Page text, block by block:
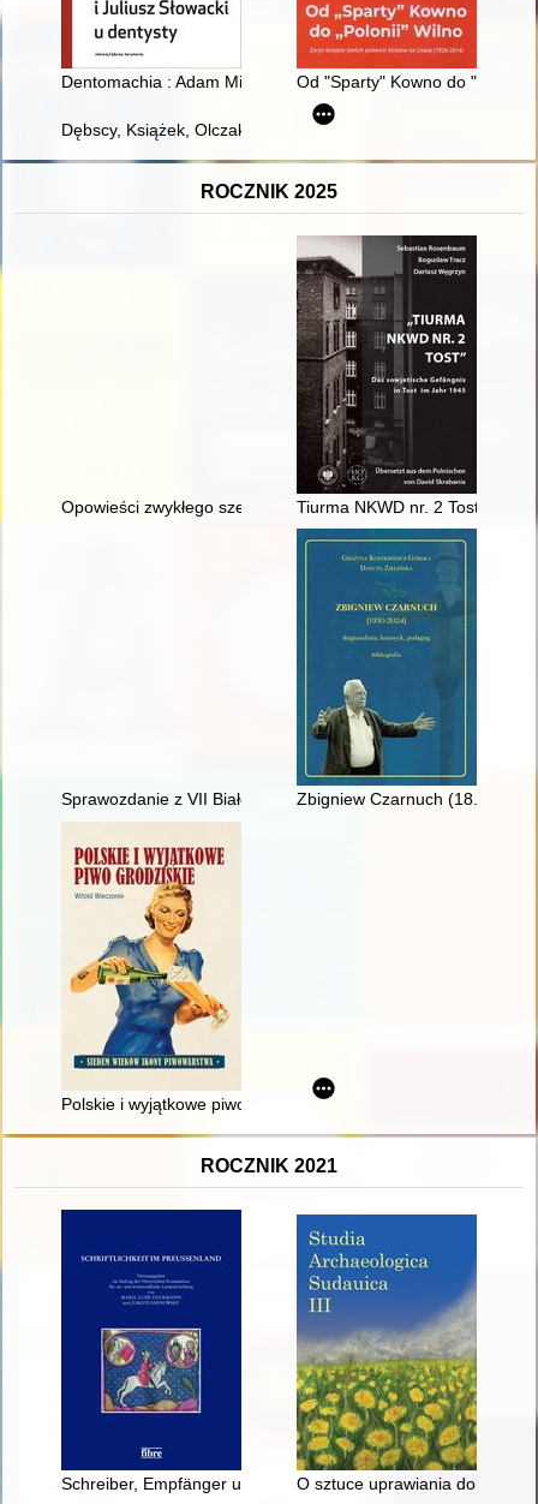
Dentomachia : Adam Mickiewicz i Juliusz Słowacki u dentysty
Od "Sparty" Kowno do
Dębscy, Książek, Olczak, Perzyna z parafii Tarczyn i okolic
ROCZNIK 2025
Opowieści zwykłego szeregowca kilku wojen : (pisane w
Tiurma NKWD nr. 2 Tost" : das
Sprawozdanie z VII Białostockiej Letniej Szkoły Historii
Zbigniew Czarnuch
Polskie i wyjątkowe piwo grodziskie : siedem wieków ikony
ROCZNIK 2021
Schreiber, Empfänger und Benutzer liturgischer
O sztuce uprawiania